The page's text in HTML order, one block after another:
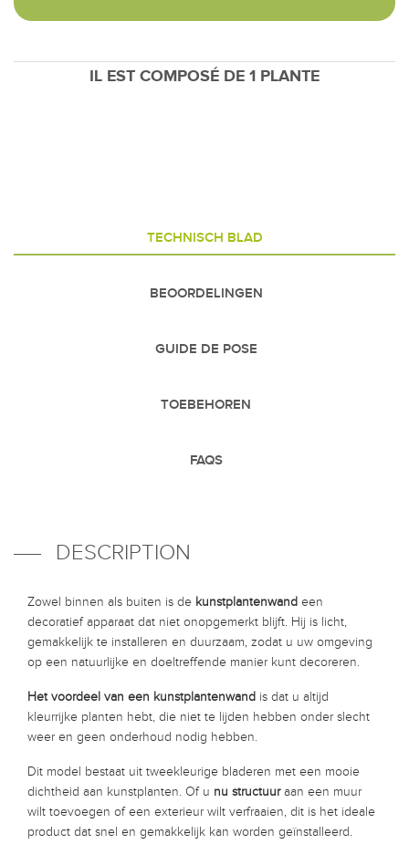
IL EST COMPOSÉ DE 1 PLANTE
TECHNISCH BLAD
BEOORDELINGEN
GUIDE DE POSE
TOEBEHOREN
FAQS
DESCRIPTION
Zowel binnen als buiten is de kunstplantenwand een
decoratief apparaat dat niet onopgemerkt blijft. Hij is licht,
gemakkelijk te installeren en duurzaam, zodat u uw omgeving
op een natuurlijke en doeltreffende manier kunt decoreren.
Het voordeel van een kunstplantenwand is dat u altijd
kleurrijke planten hebt, die niet te lijden hebben onder slecht
weer en geen onderhoud nodig hebben.
Dit model bestaat uit tweekleurige bladeren met een mooie
dichtheid aan kunstplanten. Of u nu structuuraan een muur
wilt toevoegen of een exterieur wilt verfraaien, dit is het ideale
product dat snel en gemakkelijk kan worden geïnstalleerd.